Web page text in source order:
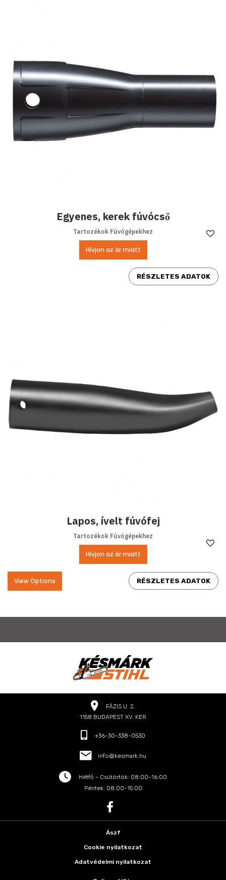
Egyenes, kerek fúvócső
Tartozékok Fúvógépekhez
Hívjon az ár miatt
RÉSZLETES ADATOK
Lapos, ívelt fúvófej
Tartozékok Fúvógépekhez
Hívjon az ár miatt
RÉSZLETES ADATOK
View Options
FÁZIS U. 2.
1158 BUDAPEST XV. KER
+36-30-338-0530
info@kesmark.hu
Hétfő - Csütörtök: 08:00-16:00
Péntek: 08:00-15:00
Ászf
Cookie nyilatkozat
Adatvédelmi nyilatkozat